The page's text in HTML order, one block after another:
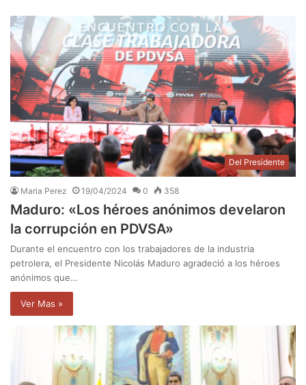
Del Presidente
Maria Perez 19/04/2024 0 358
Maduro: «Los héroes anónimos develaron
la corrupción en PDVSA»
Durante el encuentro con los trabajadores de la industria
petrolera, el Presidente Nicolás Maduro agradeció a los héroes
anónimos que…
Ver Mas »